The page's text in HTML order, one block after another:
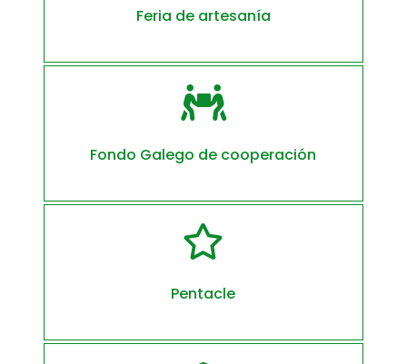
Feria de artesanía

Fondo Galego de cooperación

Pentacle